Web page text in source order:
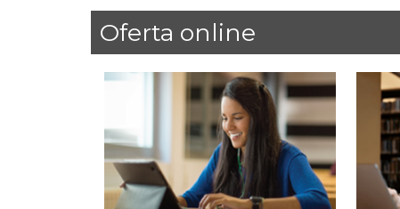
Inicio
Oferta online